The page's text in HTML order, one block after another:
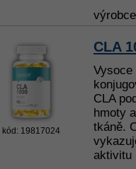
kód: 19817024
CLA
Vysoce
CLA
hmoty
tkáně.
aktivitu